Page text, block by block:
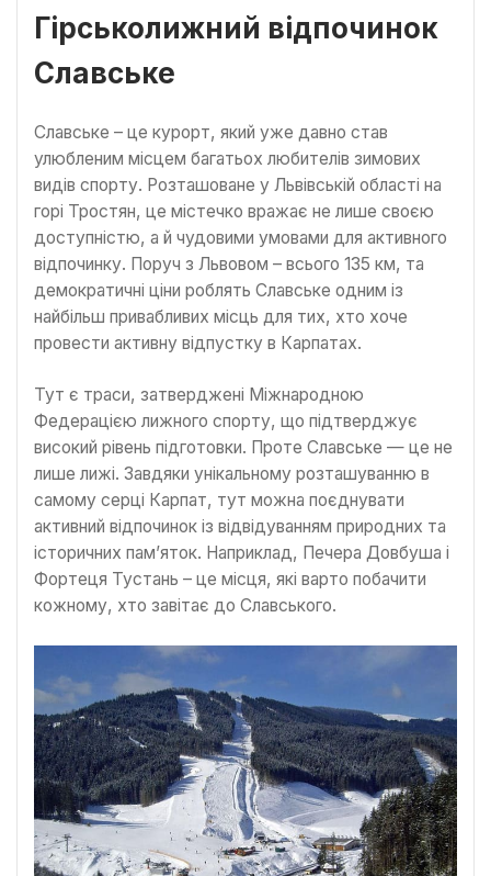
Гірськолижний відпочинок
Славське
Славське – це курорт, який уже давно став
улюбленим місцем багатьох любителів зимових
видів спорту. Розташоване у Львівській області на
горі Тростян, це містечко вражає не лише своєю
доступністю, а й чудовими умовами для активного
відпочинку. Поруч з Львовом – всього 135 км, та
демократичні ціни роблять Славське одним із
найбільш привабливих місць для тих, хто хоче
провести активну відпустку в Карпатах.
Тут є траси, затверджені Міжнародною
Федерацією лижного спорту, що підтверджує
високий рівень підготовки. Проте Славське — це не
лише лижі. Завдяки унікальному розташуванню в
самому серці Карпат, тут можна поєднувати
активний відпочинок із відвідуванням природних та
історичних пам’яток. Наприклад, Печера Довбуша і
Фортеця Тустань – це місця, які варто побачити
кожному, хто завітає до Славського.